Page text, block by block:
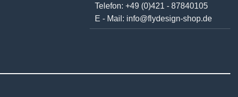
Telefon:+49 (0)421 - 87840105
E - Mail: info@flydesign-shop.de